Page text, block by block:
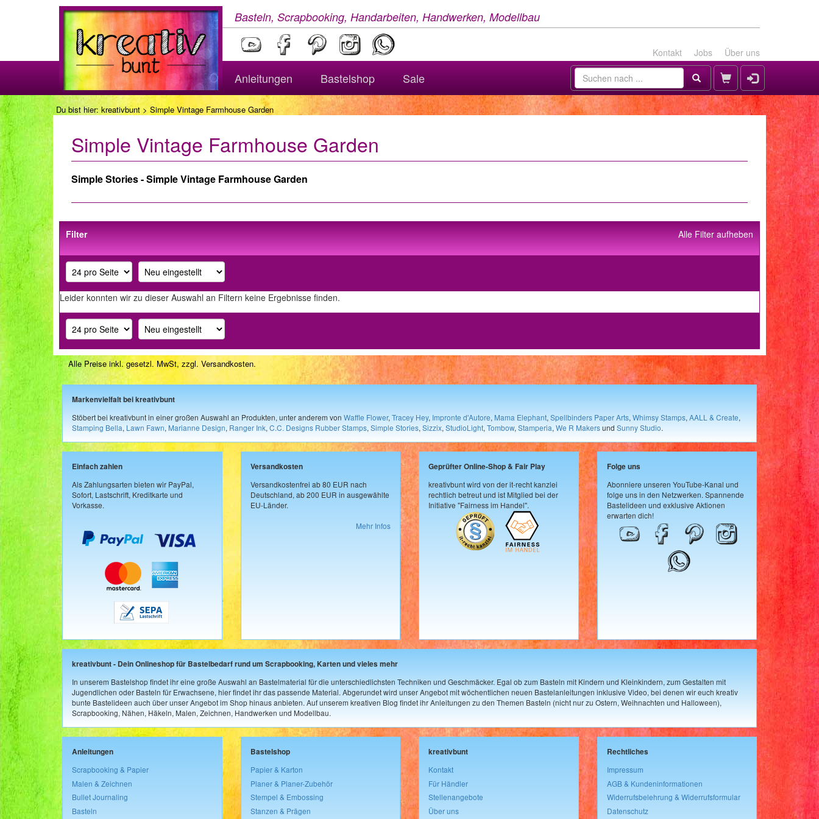
Basteln, Scrapbooking, Handarbeiten, Handwerken, Modellbau
Kontakt Jobs Über uns
Anleitungen Bastelshop Sale
Du bist hier: kreativbunt > Simple Vintage Farmhouse Garden
Simple Vintage Farmhouse Garden
Simple Stories - Simple Vintage Farmhouse Garden
Alle Filter aufheben
Filter
Leider konnten wir zu dieser Auswahl an Filtern keine Ergebnisse finden.
Alle Preise inkl. gesetzl. MwSt, zzgl. Versandkosten.
Markenvielfalt bei kreativbunt
Stöbert bei kreativbunt in einer großen Auswahl an Produkten, unter anderem von Waffle Flower, Tracey Hey, Impronte d'Autore, Mama Elephant, Spellbinders Paper Arts, Whimsy Stamps, AALL & Create,
Stamping Bella, Lawn Fawn, Marianne Design, Ranger Ink, C.C. Designs Rubber Stamps, Simple Stories, Sizzix, StudioLight, Tombow, Stamperia, We R Makersund Sunny Studio.
Einfach zahlen
Als Zahlungsarten bieten wir PayPal,
Sofort, Lastschrift, Kreditkarte und
Vorkasse.
Versandkosten
Versandkostenfrei ab 80 EUR nach
Deutschland, ab 200 EUR in ausgewählte
EU-Länder.
Mehr Infos
Geprüfter Online-Shop & Fair Play
kreativbunt wird von der it-recht kanzlei
rechtlich betreut und ist Mitglied bei der
Initiative "Fairness im Handel".
Folge uns
Abonniere unseren YouTube-Kanal und
folge uns in den Netzwerken. Spannende
Bastelideen und exklusive Aktionen
erwarten dich!
kreativbunt - Dein Onlineshop für Bastelbedarf rund um Scrapbooking, Karten und vieles mehr
In unserem Bastelshop findet ihr eine große Auswahl an Bastelmaterial für die unterschiedlichsten Techniken und Geschmäcker. Egal ob zum Basteln mit Kindern und Kleinkindern, zum Gestalten mit
Jugendlichen oder Basteln für Erwachsene, hier findet ihr das passende Material. Abgerundet wird unser Angebot mit wöchentlichen neuen Bastelanleitungen inklusive Video, bei denen wir euch kreativ
bunte Bastelideen auch über unser Angebot im Shop hinaus anbieten. Auf unserem kreativen Blog findet ihr Anleitungen zu den Themen Basteln (nicht nur zu Ostern, Weihnachten und Halloween),
Scrapbooking, Nähen, Häkeln, Malen, Zeichnen, Handwerken und Modellbau.
Anleitungen
Scrapbooking & Papier
Malen & Zeichnen
Bullet Journaling
Basteln
Bastelshop
Papier & Karton
Planer & Planer-Zubehör
Stempel & Embossing
Stanzen & Prägen
kreativbunt
Kontakt
Für Händler
Stellenangebote
Über uns
Rechtliches
Impressum
AGB & Kundeninformationen
Widerrufsbelehrung & Widerrufsformular
Datenschutz